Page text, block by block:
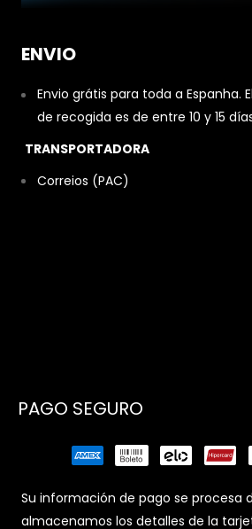
ENVIO
Envio grátis para toda a Espanha.
de recogida es de entre 10 y 15
TRANSPORTADORA
Correios (PAC)
PAGO SEGURO
Su información de pago se procesa
almacenamos los detalles de la